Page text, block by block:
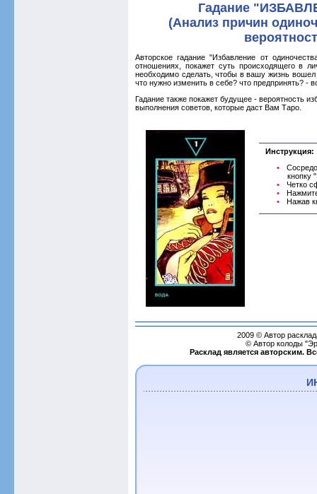
Гадание
(Анализ причин
Авторское гадание "Избавление от
отношениях, покажет суть происходящего в
необходимо сделать, чтобы в вашу жизнь
что нужно изменить в себе? что предпринять? -
Гадание также покажет будущее - вероятность
выполнения советов, которые даст Вам Таро.
Инструкция:
кнопку
Четко
Нажав
2009 © Автор
© Автор колоды
Расклад является авторским.